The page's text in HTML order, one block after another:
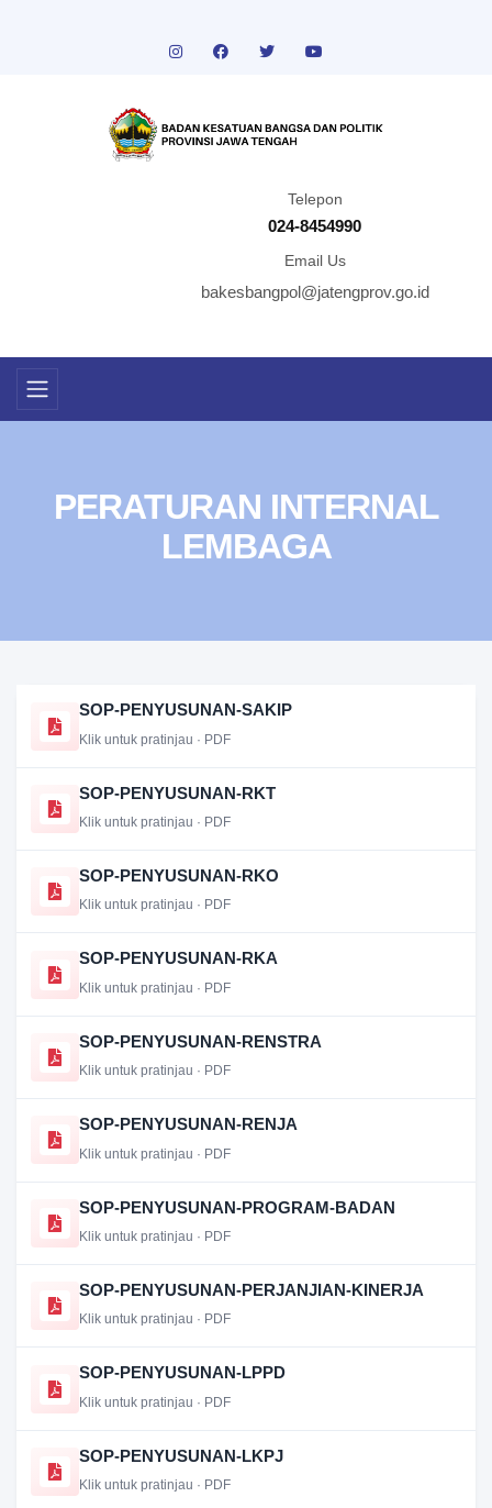
Telepon
024-8454990
Email Us
bakesbangpol@jatengprov.go.id
PERATURAN INTERNAL
LEMBAGA
SOP-PENYUSUNAN-SAKIP
Klik untuk pratinjau · PDF
SOP-PENYUSUNAN-RKT
Klik untuk pratinjau · PDF
SOP-PENYUSUNAN-RKO
Klik untuk pratinjau · PDF
SOP-PENYUSUNAN-RKA
Klik untuk pratinjau · PDF
SOP-PENYUSUNAN-RENSTRA
Klik untuk pratinjau · PDF
SOP-PENYUSUNAN-RENJA
Klik untuk pratinjau · PDF
SOP-PENYUSUNAN-PROGRAM-BADAN
Klik untuk pratinjau · PDF
SOP-PENYUSUNAN-PERJANJIAN-KINERJA
Klik untuk pratinjau · PDF
SOP-PENYUSUNAN-LPPD
Klik untuk pratinjau · PDF
SOP-PENYUSUNAN-LKPJ
Klik untuk pratinjau · PDF